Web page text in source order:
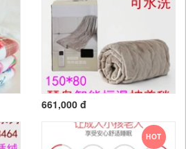
661,000 đ
HOT